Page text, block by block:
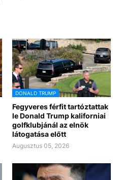
DONALD TRUMP
Fegyveres férfit tartóztattak
le Donald Trump kaliforniai
golfklubjánál az elnök
látogatása előtt
Augusztus 05, 2026